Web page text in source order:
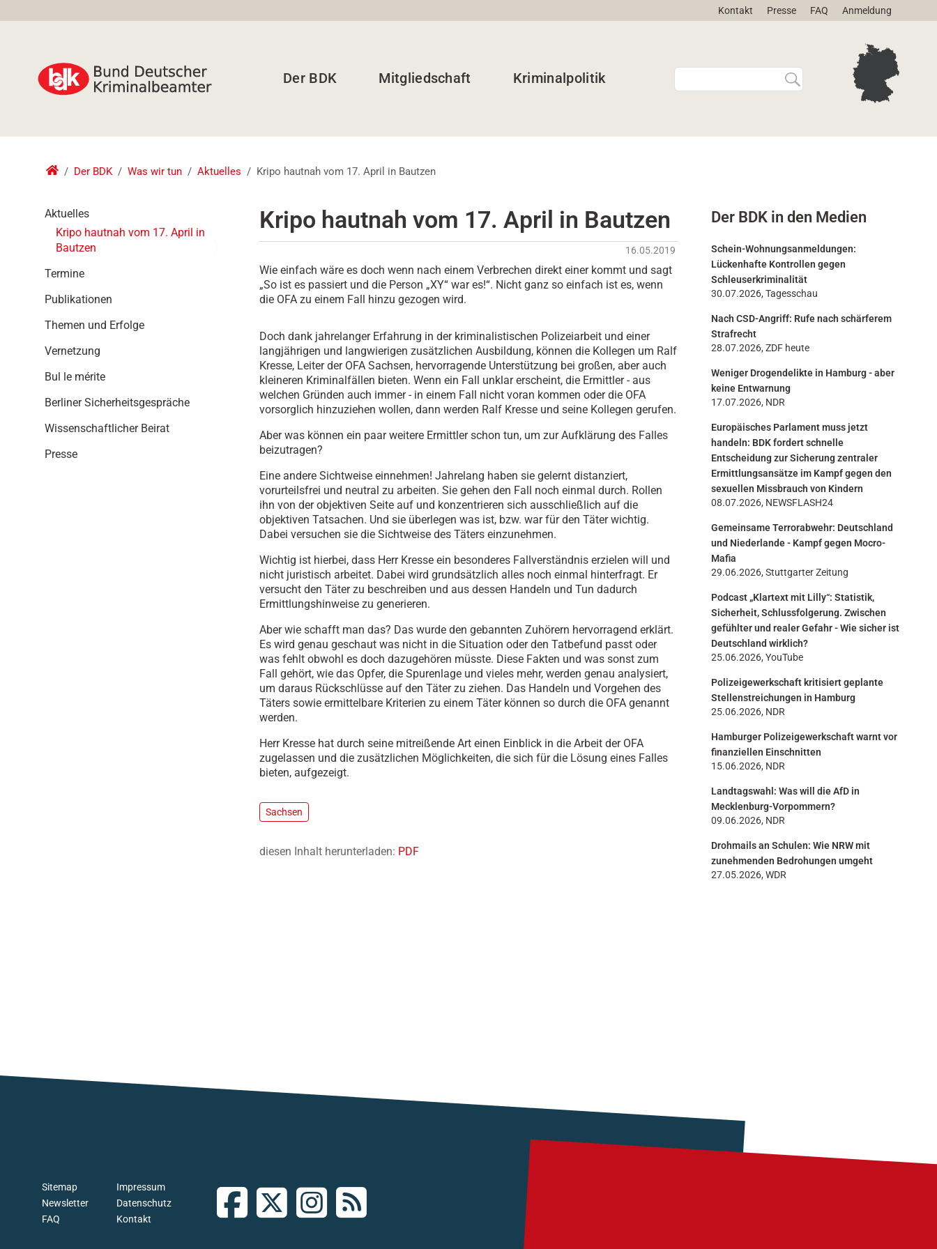
Kontakt Presse FAQ Anmeldung
Der BDK Mitgliedschaft Kriminalpolitik
W
e
s
E
r
c
Der BDK Was wir tun Aktuelles Kripo hautnah vom 17. April in Bautzen
Kripo hautnah vom 17. April in Bautzen
16.05.2019
Wie einfach wäre es doch wenn nach einem Verbrechen direkt einer kommt und sagt
„So ist es passiert und die Person „XY“ war es!“. Nicht ganz so einfach ist es, wenn
die OFA zu einem Fall hinzu gezogen wird.
Doch dank jahrelanger Erfahrung in der kriminalistischen Polizeiarbeit und einer
langjährigen und langwierigen zusätzlichen Ausbildung, können die Kollegen um Ralf
Kresse, Leiter der OFA Sachsen, hervorragende Unterstützung bei großen, aber auch
kleineren Kriminalfällen bieten. Wenn ein Fall unklar erscheint, die Ermittler - aus
welchen Gründen auch immer - in einem Fall nicht voran kommen oder die OFA
vorsorglich hinzuziehen wollen, dann werden Ralf Kresse und seine Kollegen gerufen.
Aber was können ein paar weitere Ermittler schon tun, um zur Aufklärung des Falles
beizutragen?
Eine andere Sichtweise einnehmen! Jahrelang haben sie gelernt distanziert,
vorurteilsfrei und neutral zu arbeiten. Sie gehen den Fall noch einmal durch. Rollen
ihn von der objektiven Seite auf und konzentrieren sich ausschließlich auf die
objektiven Tatsachen. Und sie überlegen was ist, bzw. war für den Täter wichtig.
Dabei versuchen sie die Sichtweise des Täters einzunehmen.
Wichtig ist hierbei, dass Herr Kresse ein besonderes Fallverständnis erzielen will und
nicht juristisch arbeitet. Dabei wird grundsätzlich alles noch einmal hinterfragt. Er
versucht den Täter zu beschreiben und aus dessen Handeln und Tun dadurch
Ermittlungshinweise zu generieren.
Aber wie schafft man das? Das wurde den gebannten Zuhörern hervorragend erklärt.
Es wird genau geschaut was nicht in die Situation oder den Tatbefund passt oder
was fehlt obwohl es doch dazugehören müsste. Diese Fakten und was sonst zum
Fall gehört, wie das Opfer, die Spurenlage und vieles mehr, werden genau analysiert,
um daraus Rückschlüsse auf den Täter zu ziehen. Das Handeln und Vorgehen des
Täters sowie ermittelbare Kriterien zu einem Täter können so durch die OFA genannt
werden.
Herr Kresse hat durch seine mitreißende Art einen Einblick in die Arbeit der OFA
zugelassen und die zusätzlichen Möglichkeiten, die sich für die Lösung eines Falles
bieten, aufgezeigt.
Sachsen
diesen Inhalt herunterladen: PDF
Aktuelles
Kripo hautnah vom 17. April in
Bautzen
Termine
Publikationen
Themen und Erfolge
Vernetzung
Bul le mérite
Berliner Sicherheitsgespräche
Wissenschaftlicher Beirat
Presse
Der BDK in den Medien
Schein-Wohnungsanmeldungen:
Lückenhafte Kontrollen gegen
Schleuserkriminalität
30.07.2026, Tagesschau
Nach CSD-Angriff: Rufe nach schärferem
Strafrecht
28.07.2026, ZDF heute
Weniger Drogendelikte in Hamburg - aber
keine Entwarnung
17.07.2026, NDR
Europäisches Parlament muss jetzt
handeln: BDK fordert schnelle
Entscheidung zur Sicherung zentraler
Ermittlungsansätze im Kampf gegen den
sexuellen Missbrauch von Kindern
08.07.2026, NEWSFLASH24
Gemeinsame Terrorabwehr: Deutschland
und Niederlande - Kampf gegen Mocro-
Mafia
29.06.2026, Stuttgarter Zeitung
Podcast „Klartext mit Lilly“: Statistik,
Sicherheit, Schlussfolgerung. Zwischen
gefühlter und realer Gefahr - Wie sicher ist
Deutschland wirklich?
25.06.2026, YouTube
Polizeigewerkschaft kritisiert geplante
Stellenstreichungen in Hamburg
25.06.2026, NDR
Hamburger Polizeigewerkschaft warnt vor
finanziellen Einschnitten
15.06.2026, NDR
Landtagswahl: Was will die AfD in
Mecklenburg-Vorpommern?
09.06.2026, NDR
Drohmails an Schulen: Wie NRW mit
zunehmenden Bedrohungen umgeht
27.05.2026, WDR
FAQ
Newsletter
Sitemap
Kontakt
Datenschutz
Impressum